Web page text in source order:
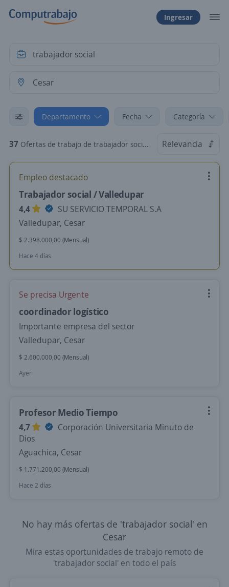
Ingresar
Departamento Fecha Categoría
37 Ofertas de trabajo de trabajador social en Cesar Relevancia
Empleo destacado
Trabajador social / Valledupar
4,4
SU SERVICIO TEMPORAL S.A
Valledupar, Cesar
$ 2.398.000,00 (Mensual)
Hace 4 días
Se precisa Urgente
coordinador logístico
Importante empresa del sector
Valledupar, Cesar
$ 2.600.000,00 (Mensual)
Ayer
Profesor Medio Tiempo
4,7
Corporación Universitaria Minuto de
Dios
Aguachica, Cesar
$ 1.771.200,00 (Mensual)
Hace 2 días
No hay más ofertas de 'trabajador social' en
Cesar
Mira estas oportunidades de trabajo remoto de
'trabajador social' en todo el país